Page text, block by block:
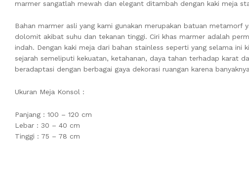
marmer sangatlah mewah dan elegant ditambah dengan kaki meja
Bahan marmer asli yang kami gunakan merupakan batuan
dolomit akibat suhu dan tekanan tinggi. Ciri khas marmer adalah
indah. Dengan kaki meja dari bahan stainless seperti yang selama
sejarah semeliputi kekuatan, ketahanan, daya tahan terhadap karat
beradaptasi dengan berbagai gaya dekorasi ruangan karena
Ukuran Meja Konsol :
Panjang : 100 – 120 cm
Lebar : 30 – 40 cm
Tinggi : 75 – 78 cm